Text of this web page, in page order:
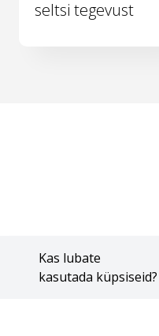
Kas lubate
kasutada küpsiseid?
seltsi tegevust